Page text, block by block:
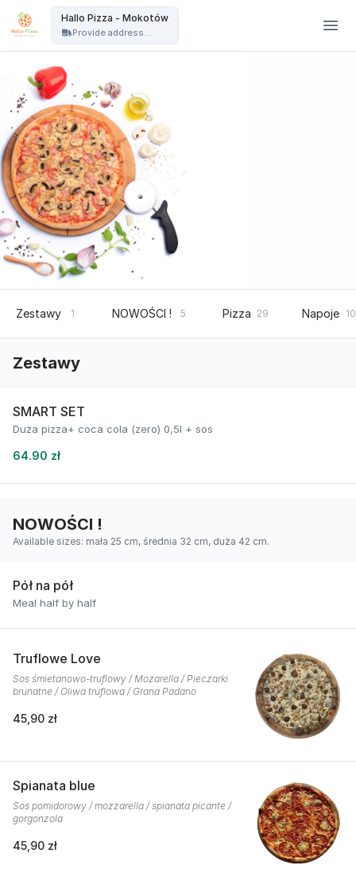
Hallo Pizza - Mokotów
Provide address...
Zestawy 1 NOWOŚCI ! 5 Pizza 29 Napoje 10
Zestawy
SMART SET
Duża pizza+ coca cola (zero) 0,5l + sos
64.90 zł
NOWOŚCI !
Available sizes: mała 25 cm, średnia 32 cm, duża 42 cm.
Pół na pół
Meal half by half
Truflowe Love
Sos śmietanowo-truflowy / Mozarella / Pieczarki
brunatne / Oliwa truflowa / Grana Padano
45,90 zł
Spianata blue
Sos pomidorowy / mozzarella / spianata picante /
gorgonzola
45,90 zł